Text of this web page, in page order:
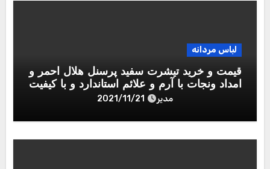
لباس مردانه
قیمت و خرید تیشرت سفید پرسنل هلال احمر و
امداد ونجات با آرم و علائم استاندارد و با کیفیت
مدیر 2021/11/21